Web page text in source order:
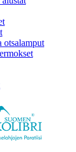
otsalamput